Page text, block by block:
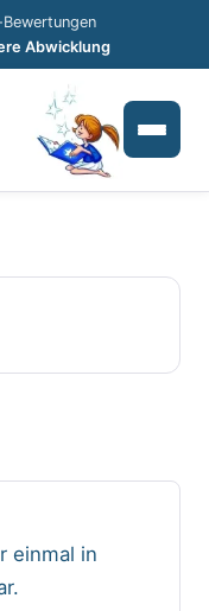
Abwicklung
einmal in